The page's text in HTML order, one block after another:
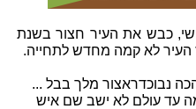
כבש את העיר חצור בשנת
נבוכדראצור מלך בבל ...
עד עולם לא ישב שם איש